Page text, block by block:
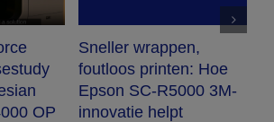
met Epson-
The Greanery
Epson projectors